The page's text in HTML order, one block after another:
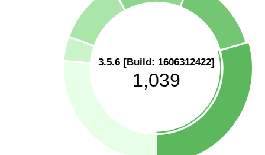
3.5.6 [Build: 1606312422]
1,039